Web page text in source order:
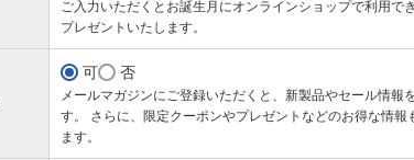
ご入力いただくとお誕生月にオンラインショップで利用で
プレゼントいたします。
可 否
メールマガジンにご登録いただくと、新製品やセール情報
す。 さらに、限定クーポンやプレゼントなどのお得な情報
ます。